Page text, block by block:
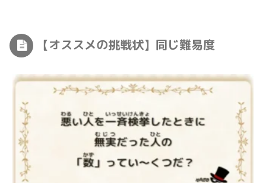
【オススメの挑戦状】同じ難易度